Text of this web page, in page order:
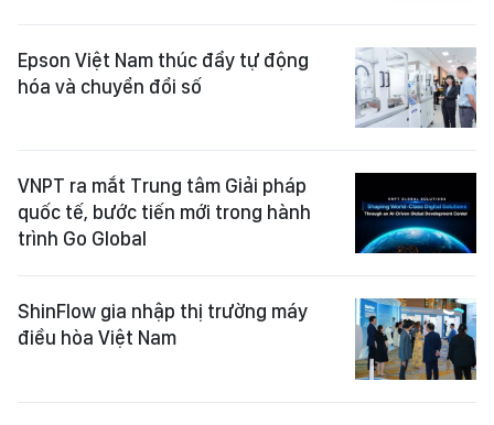
Epson Việt Nam thúc đẩy tự động
hóa và chuyển đổi số
VNPT ra mắt Trung tâm Giải pháp
quốc tế, bước tiến mới trong hành
trình Go Global
ShinFlow gia nhập thị trường máy
điều hòa Việt Nam